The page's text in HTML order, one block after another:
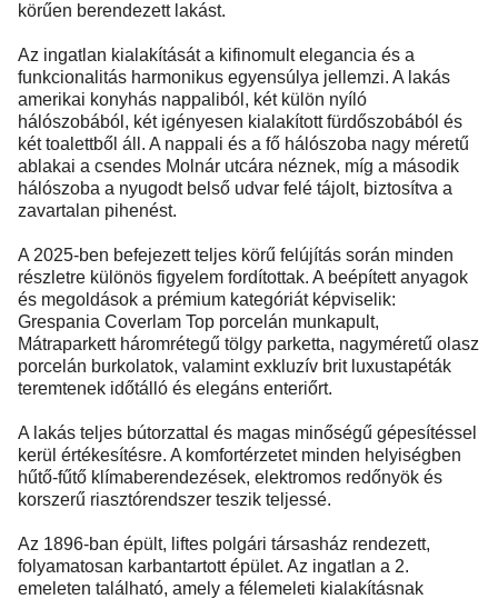
körűen berendezett lakást.
Az ingatlan kialakítását a kifinomult elegancia és a
funkcionalitás harmonikus egyensúlya jellemzi. A lakás
amerikai konyhás nappaliból, két külön nyíló
hálószobából, két igényesen kialakított fürdőszobából és
két toalettből áll. A nappali és a fő hálószoba nagy méretű
ablakai a csendes Molnár utcára néznek, míg a második
hálószoba a nyugodt belső udvar felé tájolt, biztosítva a
zavartalan pihenést.
A 2025-ben befejezett teljes körű felújítás során minden
részletre különös figyelem fordítottak. A beépített anyagok
és megoldások a prémium kategóriát képviselik:
Grespania Coverlam Top porcelán munkapult,
Mátraparkett háromrétegű tölgy parketta, nagyméretű olasz
porcelán burkolatok, valamint exkluzív brit luxustapéták
teremtenek időtálló és elegáns enteriőrt.
A lakás teljes bútorzattal és magas minőségű gépesítéssel
kerül értékesítésre. A komfortérzetet minden helyiségben
hűtő-fűtő klímaberendezések, elektromos redőnyök és
korszerű riasztórendszer teszik teljessé.
Az 1896-ban épült, liftes polgári társasház rendezett,
folyamatosan karbantartott épület. Az ingatlan a 2.
emeleten található, amely a félemeleti kialakításnak